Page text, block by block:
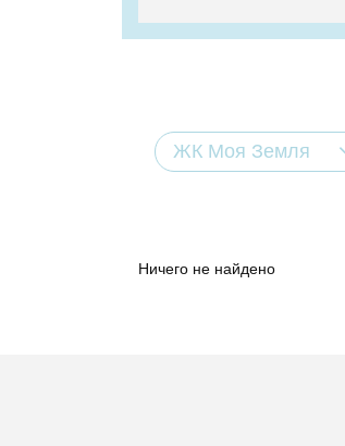
ЖК Моя Земля
Ничего не найдено